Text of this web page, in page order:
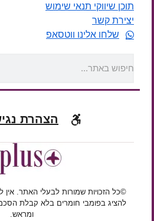
תוכן שיווקי תנאי שימוש
יצירת קשר
שלחו אלינו ווטסאפ
הצהרת
©כל הזכויות שמורות לבעלי האתר.
להציג בפומבי חומרים בלא קבלת
ומראש.